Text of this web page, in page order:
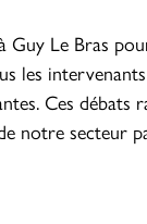
Guy Le Bras
les
Ces débats
notre secteur